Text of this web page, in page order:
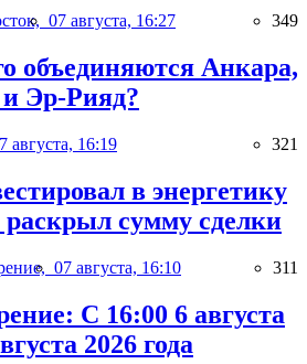
07 августа, 16:27 349
объединяются Анкара,
Эр-Рияд?
августа, 16:19 321
в энергетику
раскрыл сумму сделки
07 августа, 16:10 311
С 16:00 6 августа
2026 года